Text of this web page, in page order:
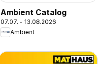
Ambient Catalog
07.07. - 13.08.2026
Ambient